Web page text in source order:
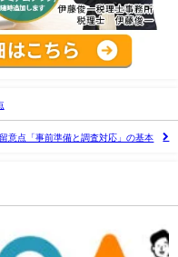
意点「事前準備と調査対応」の基本